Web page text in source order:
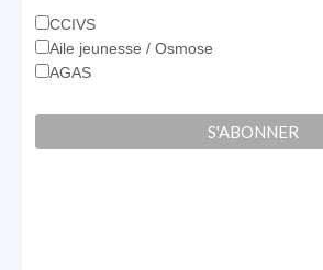
CCIVS
Aile jeunesse / Osmose
AGAS